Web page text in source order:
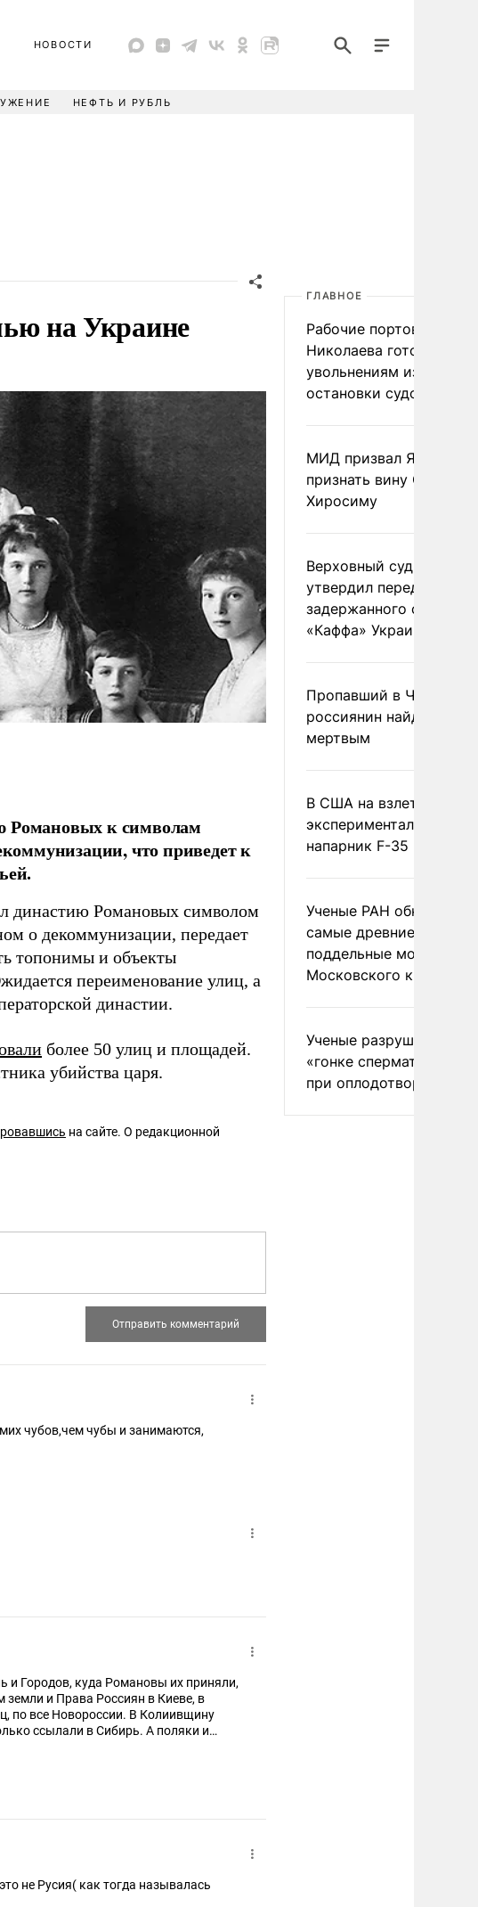
НОВОСТИ
НЕФТЬ И РУБЛЬ
на Украине
Романовых к символам
что приведет к
династию Романовых символом
о декоммунизации, передает
топонимы и объекты
переименование улиц, а
династии.
более 50 улиц и площадей.
убийства царя.
на сайте. О редакционной
чубов,чем чубы и занимаются,
и Городов, куда Романовы их приняли,
и Права Россиян в Киеве, в
по все Новороссии. В Колиивщину
ссылали в Сибирь. А поляки и
В ЕС, в Канаду, ....
не Русия( как тогда называлась
ГЛАВНОЕ
Рабочие портов
Николаева готовятся к
увольнениям из-за
остановки судоходства
МИД призвал Японию
признать вину США за
Хиросиму
Верховный суд Швеции
утвердил передачу
задержанного
«Каффа» Украине
Пропавший в
россиянин найден
мертвым
В США на взлете
экспериментальный
напарник F-35
Ученые РАН
самые древние
поддельные монеты
Московского
Ученые разрушили миф
«гонке
при оплодотворении